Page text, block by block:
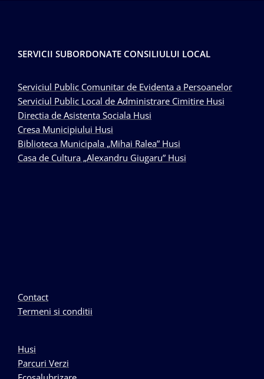
SERVICII SUBORDONATE CONSILIULUI LOCAL
Serviciul Public Comunitar de Evidenta a Persoanelor
Serviciul Public Local de Administrare Cimitire Husi
Directia de Asistenta Sociala Husi
Cresa Municipiului Husi
Biblioteca Municipala „Mihai Ralea” Husi
Casa de Cultura „Alexandru Giugaru” Husi
Contact
Termeni si conditii
Husi
Parcuri Verzi